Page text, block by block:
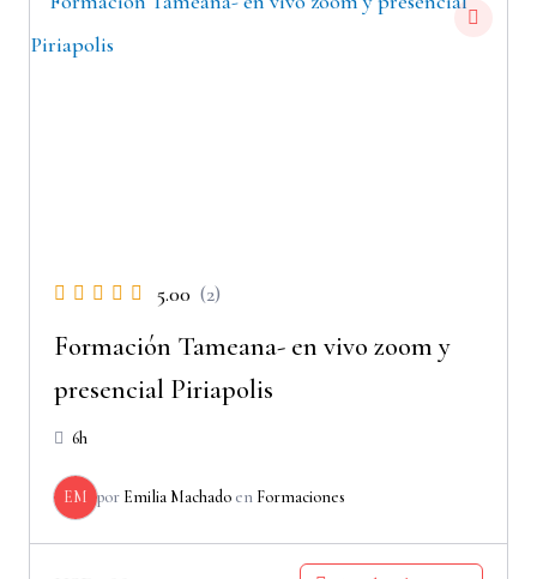
5.00 (2)
Formación Tameana- en vivo zoom y
presencial Piriapolis
6h
EM por Emilia Machadoen Formaciones